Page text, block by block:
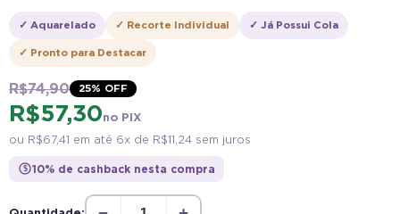
✓ Aquarelado ✓ Recorte Individual ✓ Já Possui Cola
✓ Pronto para Destacar
R$ 74,90 25% OFF
R$ 57,30no PIX
ou R$ 67,41 em até 6x de R$ 11,24 sem juros
$ 10% de cashback nesta compra